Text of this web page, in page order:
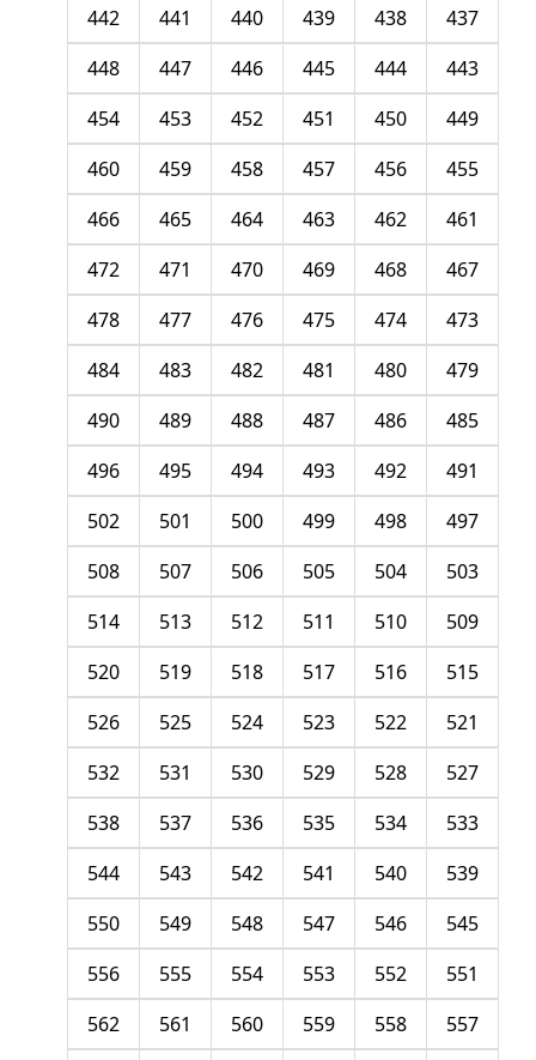
437
438
439
440
441
442
443
444
445
446
447
448
449
450
451
452
453
454
455
456
457
458
459
460
461
462
463
464
465
466
467
468
469
470
471
472
473
474
475
476
477
478
479
480
481
482
483
484
485
486
487
488
489
490
491
492
493
494
495
496
497
498
499
500
501
502
503
504
505
506
507
508
509
510
511
512
513
514
515
516
517
518
519
520
521
522
523
524
525
526
527
528
529
530
531
532
533
534
535
536
537
538
539
540
541
542
543
544
545
546
547
548
549
550
551
552
553
554
555
556
557
558
559
560
561
562